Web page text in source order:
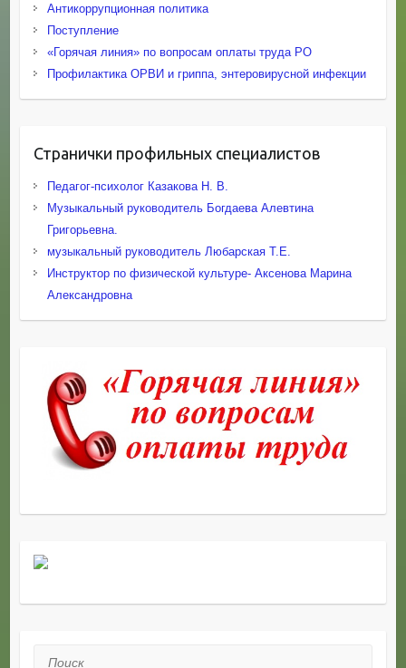
Антикоррупционная политика
Поступление
«Горячая линия» по вопросам оплаты труда РО
Профилактика ОРВИ и гриппа, энтеровирусной инфекции
Странички профильных специалистов
Педагог-психолог Казакова Н. В.
Музыкальный руководитель Богдаева Алевтина
Григорьевна.
музыкальный руководитель Любарская Т.Е.
Инструктор по физической культуре- Аксенова Марина
Александровна
Поиск